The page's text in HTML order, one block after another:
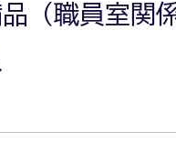
（職員室関